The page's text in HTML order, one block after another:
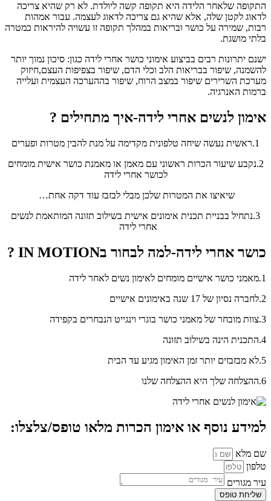
התקופה שלאחר הלידה היא תקופה קשה ליולדת. לא רק שהיא צריכה
לדאוג לקטן שלה, אלא שהיא גם צריכה לדאוג לעצמה. עבור אמהות
רבות, שמירה על כושר ובריאות במהלך תקופה זו עשויה להיראות כמטרה
בלתי מושגת.
ישנם יתרונות רבים בביצוע אימוני כושר אחרי לידה כגון: סיכון נמוך יותר
להשמנה, שיפור בבריאות הלב וכלי הדם, שיפור בצפיפות העצם,חיזוק
מערכת השרירים שיפור במצב הרוח, שיפור בההערכה העצמית ועלייה
ברמות האנרגיה.
אימון לנשים אחרי לידה-איך מתחילים ?
1.ראשית נעשה שיחה טלפונית מקדימה על מנת להבין מטרות ופערים
2.נקבע שיעור הכרות ראשוני עם מאמן או מאמנת כושר אישית מומחים
לכושר אחרי לידה
שיאיצו את המטרות שלכן מבלי לבזבז עוד דקה אחת…
3.נתחיל בבניית תכנית אימונים אישית בשילוב תזונה המותאמת לנשים
אחרי לידה
כושר אחרי לידה-למה לבחור בIN MOTION ?
1.מאמני כושר אישיים מומחים לאימון נשים לאחר לידה
2.לחברה נסיון של 17 שנה באימונים אישיים
3.צוות מובחר של מאמני כושר בוגרי וינגייט הנבחרים בקפידה
4.התכנית הינה בשילוב תזונה
5.לא מבזבזים יותר זמן האימון מגיע עד הבית
6.ההצלחה שלך היא ההצלחה שלנו
למידע נוסף או אימון הכרות מלאו טופס/צלצלו:
שם מלא
טלפון
עיר מגורים
שליחת טופס